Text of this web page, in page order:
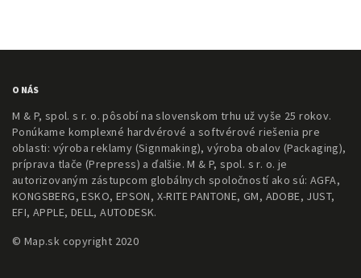
O NÁS
M & P, spol. s r. o. pôsobí na slovenskom trhu už vyše 25 rokov.
Ponúkame komplexné hardvérové a softvérové riešenia pre
oblasti: výroba reklamy (Signmaking), výroba obalov (Packaging),
príprava tlače (Prepress) a ďalšie. M & P, spol. s r. o. je
autorizovaným zástupcom globálnych spoločností ako sú: AGFA,
KONGSBERG, ESKO, EPSON, X-RITE PANTONE, GM, ADOBE, JUST,
EFI, APPLE, DELL, AUTODESK.
© Map.sk copyright 2020